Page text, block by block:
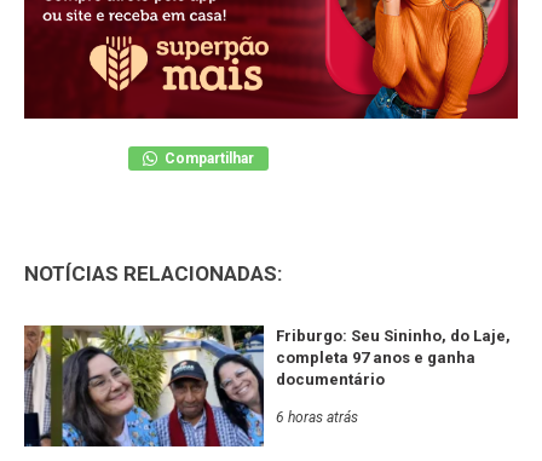
Compartilhar
NOTÍCIAS RELACIONADAS:
Friburgo: Seu Sininho, do Laje,
completa 97 anos e ganha
documentário
6 horas atrás